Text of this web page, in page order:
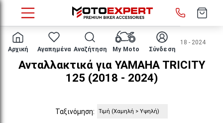
Αρχική Αγαπημένα Αναζήτηση My Moto Σύνδεση
HOME Μάρκα/μοντέλο YAMAHA TRICITY 125 2018 - 2024
Ανταλλακτικά για YAMAHA TRICITY
125 (2018 - 2024)
Ταξινόμηση: